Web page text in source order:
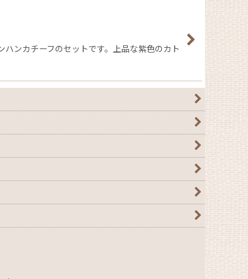
ンカチーフのセットです。上品な紫色のカト